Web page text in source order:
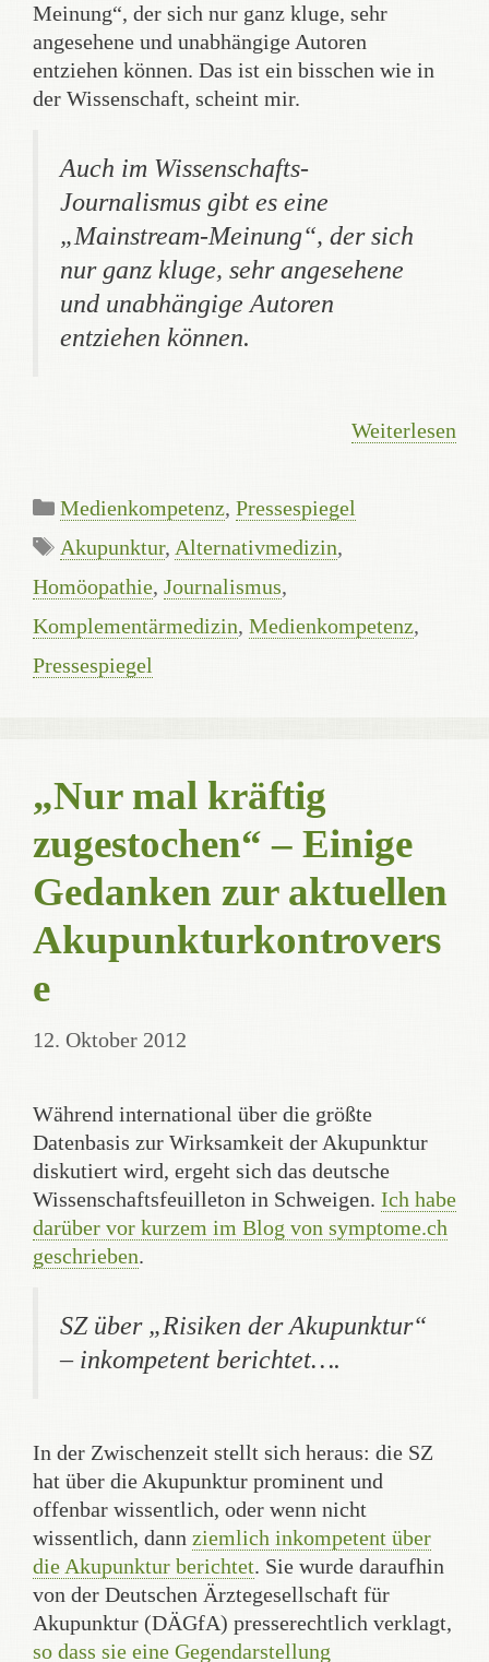
Meinung“, der sich nur ganz kluge, sehr
angesehene und unabhängige Autoren
entziehen können. Das ist ein bisschen wie in
der Wissenschaft, scheint mir.
Auch im Wissenschafts-
Journalismus gibt es eine
„Mainstream-Meinung“, der sich
nur ganz kluge, sehr angesehene
und unabhängige Autoren
entziehen können.
Weiterlesen
Kategorien
Medienkompetenz, Pressespiegel
Schlagwörter
Akupunktur, Alternativmedizin,
Homöopathie, Journalismus,
Komplementärmedizin, Medienkompetenz,
Pressespiegel
„Nur mal kräftig
zugestochen“ – Einige
Gedanken zur aktuellen
Akupunkturkontrovers
e
12. Oktober 2012
Während international über die größte
Datenbasis zur Wirksamkeit der Akupunktur
diskutiert wird, ergeht sich das deutsche
Wissenschaftsfeuilleton in Schweigen. Ich habe
darüber vor kurzem im Blog von symptome.ch
geschrieben.
SZ über „Risiken der Akupunktur“
– inkompetent berichtet….
In der Zwischenzeit stellt sich heraus: die SZ
hat über die Akupunktur prominent und
offenbar wissentlich, oder wenn nicht
wissentlich, dann ziemlich inkompetent über
die Akupunktur berichtet. Sie wurde daraufhin
von der Deutschen Ärztegesellschaft für
Akupunktur (DÄGfA) presserechtlich verklagt,
so dass sie eine Gegendarstellung